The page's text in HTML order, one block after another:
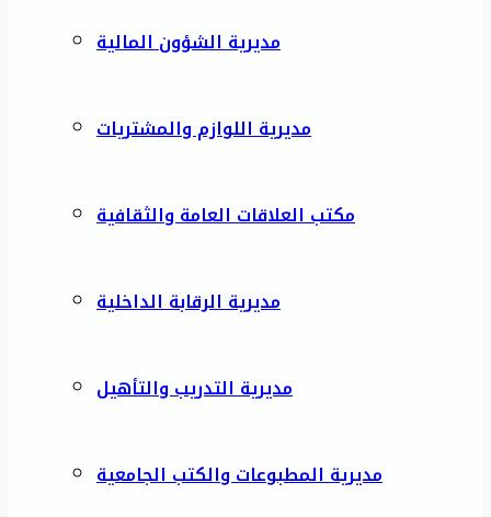
مديرية الشؤون المالية
مديرية اللوازم والمشتريات
مكتب العلاقات العامة والثقافية
مديرية الرقابة الداخلية
مديرية التدريب والتأهيل
مديرية المطبوعات والكتب الجامعية